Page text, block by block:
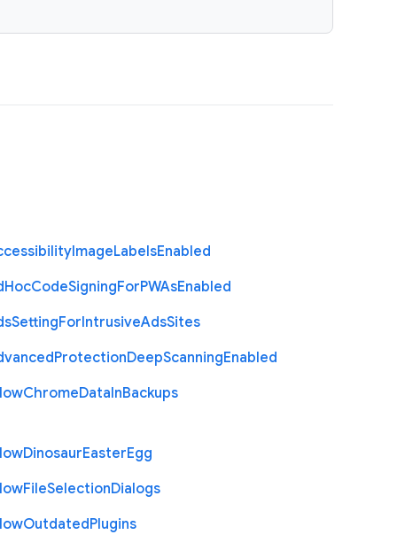
ImageLabelsEnabled
HocCodeSigningForPWAsEnabled
SettingForIntrusiveAdsSites
ProtectionDeepScanningEnabled
ChromeDataInBackups
DinosaurEasterEgg
FileSelectionDialogs
OutdatedPlugins